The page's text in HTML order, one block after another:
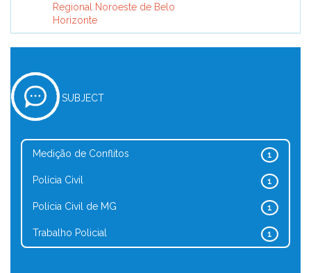
Regional Noroeste de Belo
Horizonte
SUBJECT
1
Medição de Conflitos
1
Polícia Civil
1
Polícia Civil de MG
1
Trabalho Policial